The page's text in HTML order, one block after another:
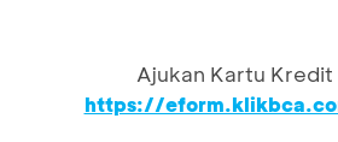
Ajukan Kartu Kredit
https://